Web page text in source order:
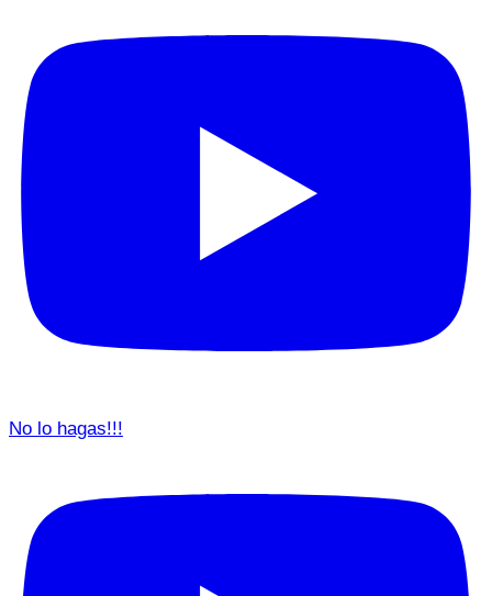
No lo hagas!!!